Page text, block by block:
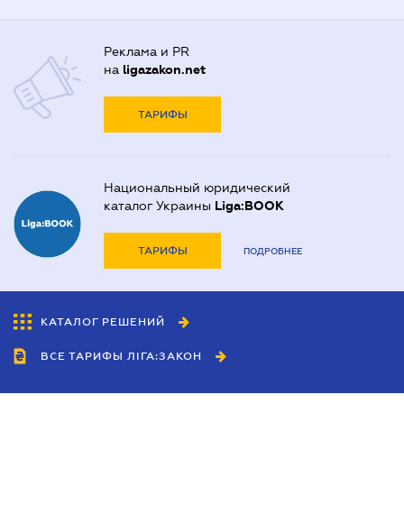
Реклама и PR
на ligazakon.net
ТАРИФЫ
Национальный юридический
каталог Украины Liga:BOOK
ТАРИФЫ ПОДРОБНЕЕ
КАТАЛОГ РЕШЕНИЙ
ВСЕ ТАРИФЫ ЛІГА:ЗАКОН